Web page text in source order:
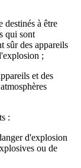
destinés à être
qui sont
sûr des appareils
;
et des
:
d'explosion
ou de